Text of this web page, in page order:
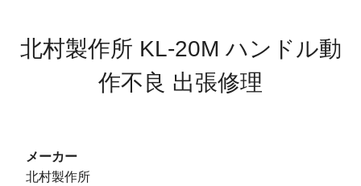
北村製作所 KL-20M ハンドル動
作不良 出張修理
メーカー
北村製作所